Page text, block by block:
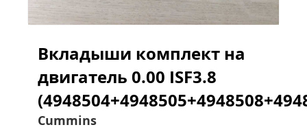
Вкладыши комплект на
двигатель 0.00 ISF3.8
Cummins